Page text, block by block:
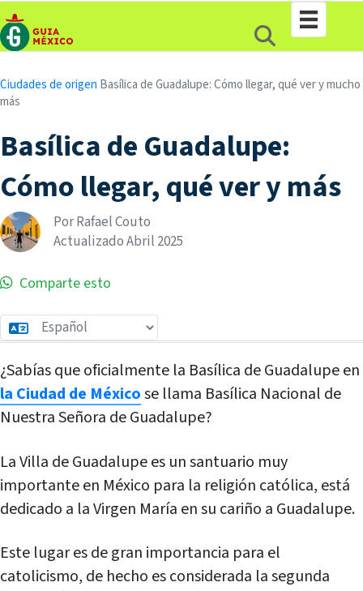
Ciudadesde origen Basílica de Guadalupe: Cómo llegar, qué ver y mucho
más
Basílica de Guadalupe:
Cómo llegar, qué ver y más
Por Rafael Couto
ActualizadoAbril 2025
Comparte esto
¿Sabías que oficialmente la Basílica de Guadalupe en
la Ciudad de Méxicose llama Basílica Nacional de
Nuestra Señora de Guadalupe?
La Villa de Guadalupe es un santuario muy
importante en México para la religión católica, está
dedicado a la Virgen María en su cariño a Guadalupe.
Este lugar es de gran importancia para el
catolicismo, de hecho es considerada la segunda